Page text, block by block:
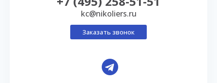
kc@nikoliers.ru
Заказать звонок